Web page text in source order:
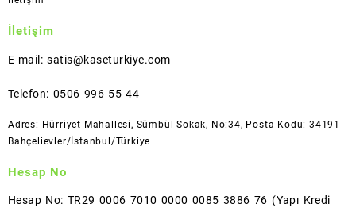
İletişim
E-mail: satis@kaseturkiye.com
Telefon: 0506 996 55 44
Adres: Hürriyet Mahallesi, Sümbül Sokak, No:34, Posta Kodu: 34191
Bahçelievler/İstanbul/Türkiye
Hesap No
Hesap No: TR29 0006 7010 0000 0085 3886 76 (Yapı Kredi